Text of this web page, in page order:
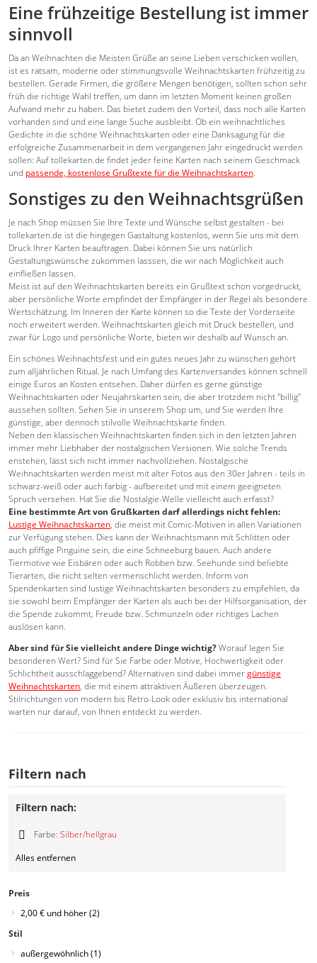
Eine frühzeitige Bestellung ist immer
sinnvoll
Da an Weihnachten die Meisten Grüße an seine Lieben verschicken wollen,
ist es ratsam, moderne oder stimmungsvolle Weihnachtskarten frühzeitig zu
bestellen. Gerade Firmen, die größere Mengen benötigen, sollten schon sehr
früh die richtige Wahl treffen, um dann im letzten Moment keinen großen
Aufwand mehr zu haben. Das bietet zudem den Vorteil, dass noch alle Karten
vorhanden sind und eine lange Suche ausbleibt. Ob ein weihnachtliches
Gedichte in die schöne Weihnachtskarten oder eine Danksagung für die
erfolgreiche Zusammenarbeit in dem vergangenen Jahr eingedruckt werden
sollen: Auf tollekarten.de findet jeder feine Karten nach seinem Geschmack
und passende, kostenlose Grußtexte für die Weihnachtskarten.
Sonstiges zu den Weihnachtsgrüßen
Je nach Shop müssen Sie Ihre Texte und Wünsche selbst gestalten - bei
tollekarten.de ist die hingegen Gastaltung kostenlos, wenn Sie uns mit dem
Druck Ihrer Karten beauftragen. Dabei können Sie uns natürlich
Gestaltungswünsche zukommen lasssen, die wir nach Möglichkeit auch
einfließen lassen.
Meist ist auf den Weihnachtskarten bereits ein Grußtext schon vorgedruckt,
aber persönliche Worte empfindet der Empfänger in der Regel als besondere
Wertschätzung. Im Inneren der Karte können so die Texte der Vorderseite
noch erweitert werden. Weihnachtskarten gleich mit Druck bestellen, und
zwar für Logo und persönliche Worte, bieten wir deshalb auf Wunsch an.
Ein schönes Weihnachtsfest und ein gutes neues Jahr zu wünschen gehört
zum alljährlichen Ritual. Je nach Umfang des Kartenversandes können schnell
einige Euros an Kosten entsehen. Daher dürfen es gerne günstige
Weihnachtskarten oder Neujahrskarten sein, die aber trotzdem nicht "billig"
aussehen sollten. Sehen Sie in unserem Shop um, und Sie werden Ihre
günstige, aber dennoch stilvolle Weihnachtskarte finden.
Neben den klassischen Weihnachtskarten finden sich in den letzten Jahren
immer mehr Liebhaber der nostalgischen Versionen. Wie solche Trends
enstehen, lässt sich nicht immer nachvollziehen. Nostalgische
Weihnachtskarten werden meist mit alter Fotos aus den 30er Jahren - teils in
schwarz-weiß oder auch farbig - aufbereitet und mit einem geeigneten
Spruch versehen. Hat Sie die Nostalgie-Welle vielleicht auch erfasst?
Eine bestimmte Art von Grußkarten darf allerdings nicht fehlen:
Lustige Weihnachtskarten, die meist mit Comic-Motiven in allen Variationen
zur Verfügung stehen. Dies kann der Weihnachtsmann mit Schlitten oder
auch pfiffige Pinguine sein, die eine Schneeburg bauen. Auch andere
Tiermotive wie Eisbären oder auch Robben bzw. Seehunde sind beliebte
Tierarten, die nicht selten vermenschlicht werden. Inform von
Spendenkarten sind lustige Weihnachtskarten besonders zu empfehlen, da
sie sowohl beim Empfänger der Karten als auch bei der Hilfsorganisation, der
die Spende zukommt, Freude bzw. Schmunzeln oder richtiges Lachen
auslösen kann.
Aber sind für Sie vielleicht andere Dinge wichtig?Worauf legen Sie
besonderen Wert? Sind für Sie Farbe oder Motive, Hochwertigkeit oder
Schlichtheit ausschlaggebend? Alternativen sind dabei immergünstige
Weihnachtskarten, die mit einem attraktiven Äußeren überzeugen.
Stilrichtungen von modern bis Retro-Look oder exklusiv bis international
warten nur darauf, von Ihnen entdeckt zu werden.
Filtern nach
Filtern nach:
Farbe: Silber/hellgrau
Artikel
Alles entfernen
Preis
2,00 € und höher(2)
Stil
außergewöhnlich(1)